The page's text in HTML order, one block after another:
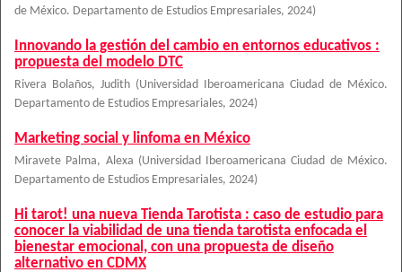
de México. Departamento de Estudios Empresariales, 2024)
Innovando la gestión del cambio en entornos educativos :
propuesta del modelo DTC
Rivera Bolaños, Judith (Universidad Iberoamericana Ciudad de México.
Departamento de Estudios Empresariales, 2024)
Marketing social y linfoma en México
Miravete Palma, Alexa (Universidad Iberoamericana Ciudad de México.
Departamento de Estudios Empresariales, 2024)
Hi tarot! una nueva Tienda Tarotista : caso de estudio para
conocer la viabilidad de una tienda tarotista enfocada el
bienestar emocional, con una propuesta de diseño
alternativo en CDMX